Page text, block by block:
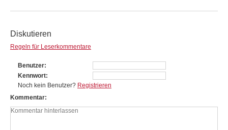
Diskutieren
Regeln für Leserkommentare
Benutzer
Kennwort
Noch kein Benutzer? Registrieren
Kommentar